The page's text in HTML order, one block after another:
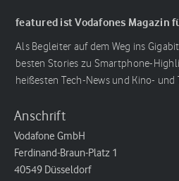
featured ist Vodafones Magazin
Als Begleiter auf dem Weg ins
besten Stories zu Smartphone-
heißesten Tech-News und Kino- und
Anschrift
Vodafone GmbH
Ferdinand-Braun-Platz 1
40549 Düsseldorf